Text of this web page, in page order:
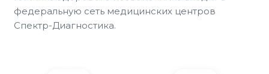
федеральную сеть медицинских центров
Спектр-Диагностика.